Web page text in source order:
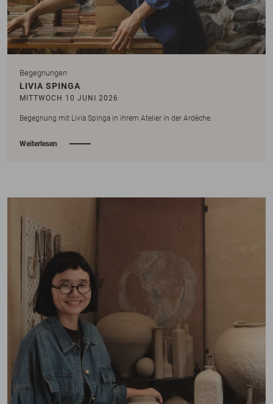
Begegnungen
LIVIA SPINGA
MITTWOCH 10 JUNI 2026
Begegnung mit Livia Spinga in ihrem Atelier in der Ardèche.
Weiterlesen